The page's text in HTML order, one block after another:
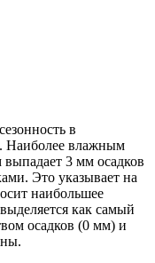
в
Наиболее влажным
выпадает 3 мм осадков
Это указывает на
наибольшее
выделяется как самый
осадков (0 мм) и